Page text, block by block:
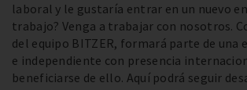
laboral y le gustaría entrar en un nuevo
trabajo? Venga a trabajar con nosotros.
del equipo BITZER, formará parte de una
e independiente con presencia
beneficiarse de ello. Aquí podrá seguir